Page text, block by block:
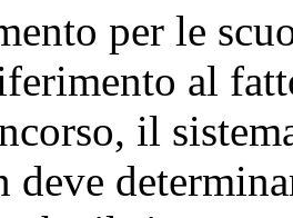
per le
al
il
deve